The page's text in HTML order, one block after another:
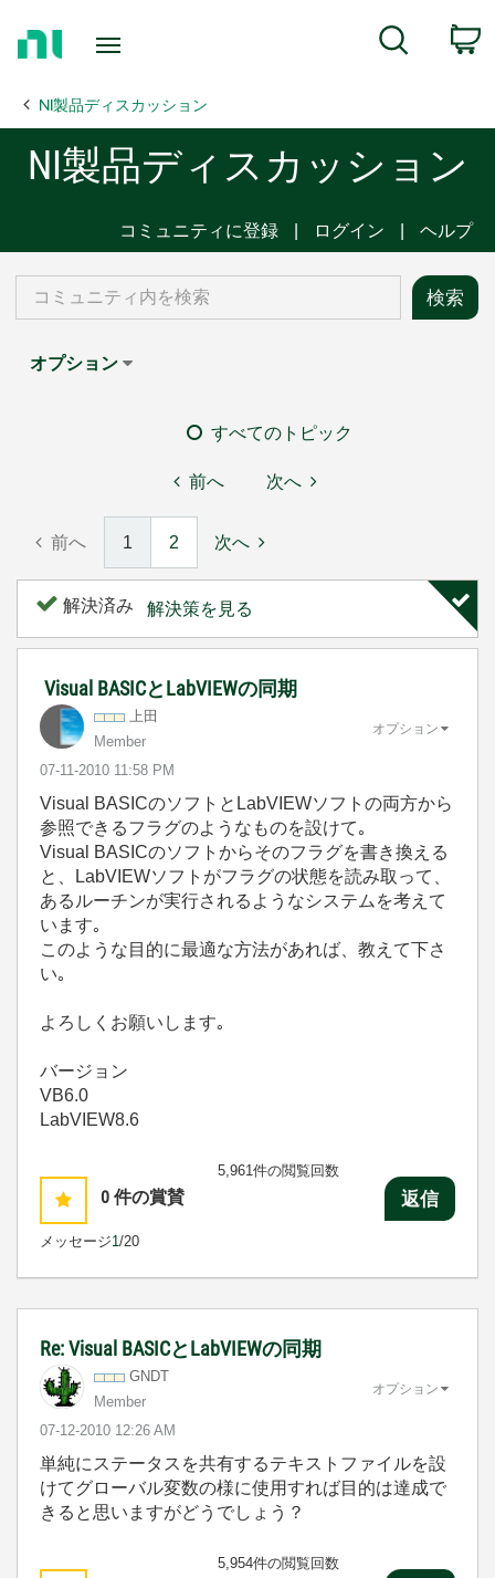
Page
Search
NI製品ディスカッション
NI製品ディスカッション
コミュニティに登録 ログイン ヘルプ
オプション
すべてのトピック
前へ 次へ
前へ 1 2 次へ
解決済み 解決策を見る
Visual BASICとLabVIEWの同期
上田
Member
‎07-11-2010 11:58 PM
オプション
Visual BASICのソフトとLabVIEWソフトの両方から
参照できるフラグのようなものを設けて｡
Visual BASICのソフトからそのフラグを書き換える
と、LabVIEWソフトがフラグの状態を読み取って、
あるルーチンが実行されるようなシステムを考えて
います｡
このような目的に最適な方法があれば、教えて下さ
い｡
よろしくお願いします｡
バージョン
VB6.0
LabVIEW8.6
0 件の賞賛
メッセージ1/20
5,961件の閲覧回数
返信
Re: Visual BASICとLabVIEWの同期
GNDT
Member
‎07-12-2010 12:26 AM
オプション
単純にステータスを共有するテキストファイルを設
けてグローバル変数の様に使用すれば目的は達成で
きると思いますがどうでしょう？
5,954件の閲覧回数